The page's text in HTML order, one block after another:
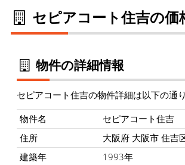
セピアコート住吉の価
物件の詳細情報
セピアコート住吉の物件詳細は以下の通り
物件名
セピアコート住吉
住所
大阪府 大阪市 住吉
建築年
1993年